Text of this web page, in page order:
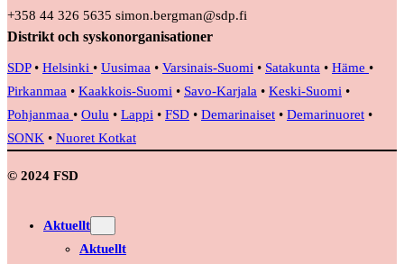
+358 44 326 5635 simon.bergman@sdp.fi
Distrikt och syskonorganisationer
SDP• Helsinki • Uusimaa • Varsinais-Suomi • Satakunta • Häme •
Pirkanmaa • Kaakkois-Suomi • Savo-Karjala • Keski-Suomi •
Pohjanmaa • Oulu • Lappi • FSD • Demarinaiset • Demarinuoret •
SONK • Nuoret Kotkat
© 2024 FSD
Aktuellt
Aktuellt